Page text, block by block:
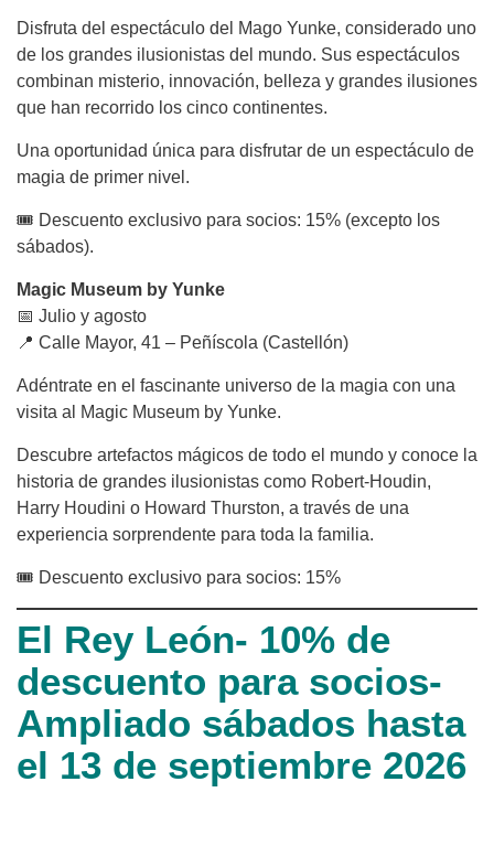
Disfruta del espectáculo del Mago Yunke, considerado uno
de los grandes ilusionistas del mundo. Sus espectáculos
combinan misterio, innovación, belleza y grandes ilusiones
que han recorrido los cinco continentes.
Una oportunidad única para disfrutar de un espectáculo de
magia de primer nivel.
🎟 Descuento exclusivo para socios: 15% (excepto los
sábados).
Magic Museum by Yunke
📅 Julio y agosto
📍 Calle Mayor, 41 – Peñíscola (Castellón)
Adéntrate en el fascinante universo de la magia con una
visita al Magic Museum by Yunke.
Descubre artefactos mágicos de todo el mundo y conoce la
historia de grandes ilusionistas como Robert-Houdin,
Harry Houdini o Howard Thurston, a través de una
experiencia sorprendente para toda la familia.
🎟 Descuento exclusivo para socios: 15%
El Rey León- 10% de
descuento para socios-
Ampliado sábados hasta
el 13 de septiembre 2026